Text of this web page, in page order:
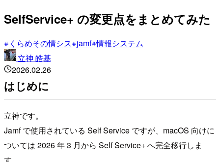
SelfService+ の変更点をまとめてみた
くらめその情シス jamf 情報システム
立神 皓基
2026.02.26
はじめに
立神です。
Jamf で使用されている Self Service ですが、macOS 向けに
ついては 2026 年 3 月から Self Service+ へ完全移行しま
す。